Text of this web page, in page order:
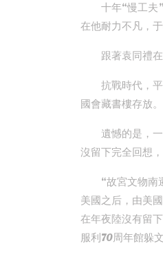
十年“慢工夫
在他耐力不凡，
跟著袁同禮
抗戰時代，
國會藏書樓存放
遺憾的是，
沒留下完全回想
“故宮文物南
美國之后，由美
在年夜陸沒有留
服利70周年館躲